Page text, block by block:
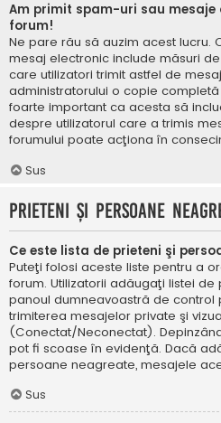
Am primit spam-uri sau mesaje
forum!
Ne pare rău să auzim acest lucru.
mesaj electronic include măsuri
care utilizatori trimit astfel de
administratorului o copie completă
foarte important ca acesta să
despre utilizatorul care a trimis
forumului poate acţiona în
Sus
Prieteni şi persoane
Ce este lista de prieteni şi
Puteţi folosi aceste liste pentru a
forum. Utilizatorii adăugaţi listei
panoul dumneavoastră de control
trimiterea mesajelor private şi
(Conectat/Neconectat).
pot fi scoase în evidenţă. Dacă
persoane neagreate, mesajele
Sus